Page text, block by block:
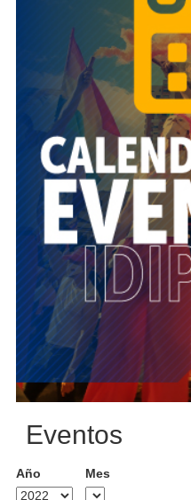
Eventos
Año Mes